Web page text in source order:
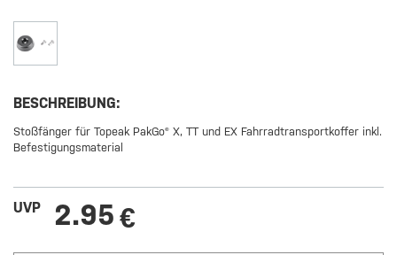
BESCHREIBUNG:
Stoßfänger für Topeak PakGo® X, TT und EX Fahrradtransportkoffer inkl.
Befestigungsmaterial
UVP 2.95 €